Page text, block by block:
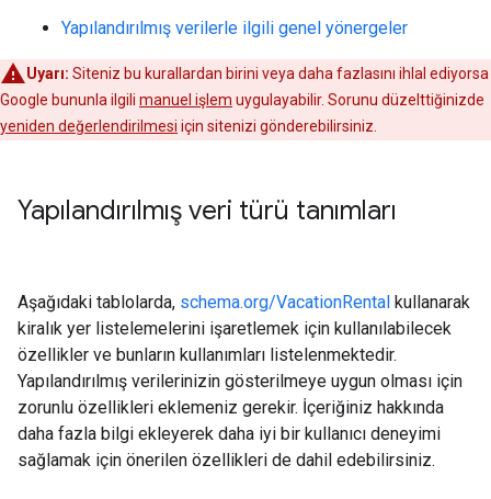
Yapılandırılmış verilerle ilgili genel yönergeler
Uyarı: Siteniz bu kurallardan birini veya daha fazlasını ihlal ediyorsa
Google bununla ilgili manuel işlem uygulayabilir. Sorunu düzelttiğinizde
yeniden değerlendirilmesi için sitenizi gönderebilirsiniz.
Yapılandırılmış veri türü tanımları
Aşağıdaki tablolarda, schema.org/VacationRental kullanarak
kiralık yer listelemelerini işaretlemek için kullanılabilecek
özellikler ve bunların kullanımları listelenmektedir.
Yapılandırılmış verilerinizin gösterilmeye uygun olması için
zorunlu özellikleri eklemeniz gerekir. İçeriğiniz hakkında
daha fazla bilgi ekleyerek daha iyi bir kullanıcı deneyimi
sağlamak için önerilen özellikleri de dahil edebilirsiniz.